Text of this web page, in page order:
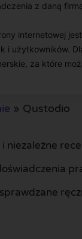
z daną
internetowej
i użytkowników.
za które
» Qustodio
niezależne